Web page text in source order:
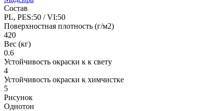
Состав
PL, PES:50 / VI:50
Поверхностная плотность (г/м2)
420
Вес (кг)
0.6
Устойчивость окраски к к свету
4
Устойчивость окраски к химчистке
5
Рисунок
Однотон